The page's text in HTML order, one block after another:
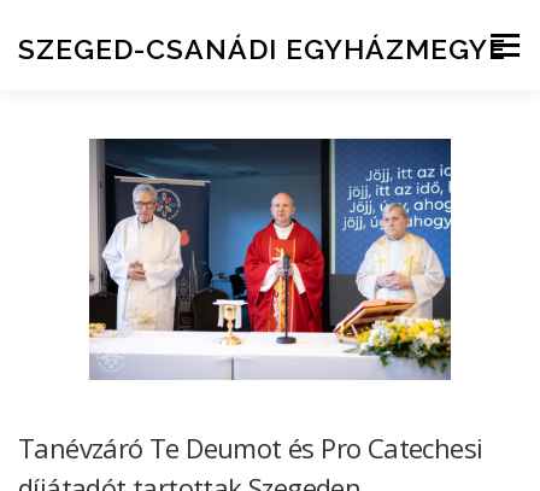
SZEGED-CSANÁDI EGYHÁZMEGYE
Menu
Tanévzáró Te Deumot és Pro Catechesi